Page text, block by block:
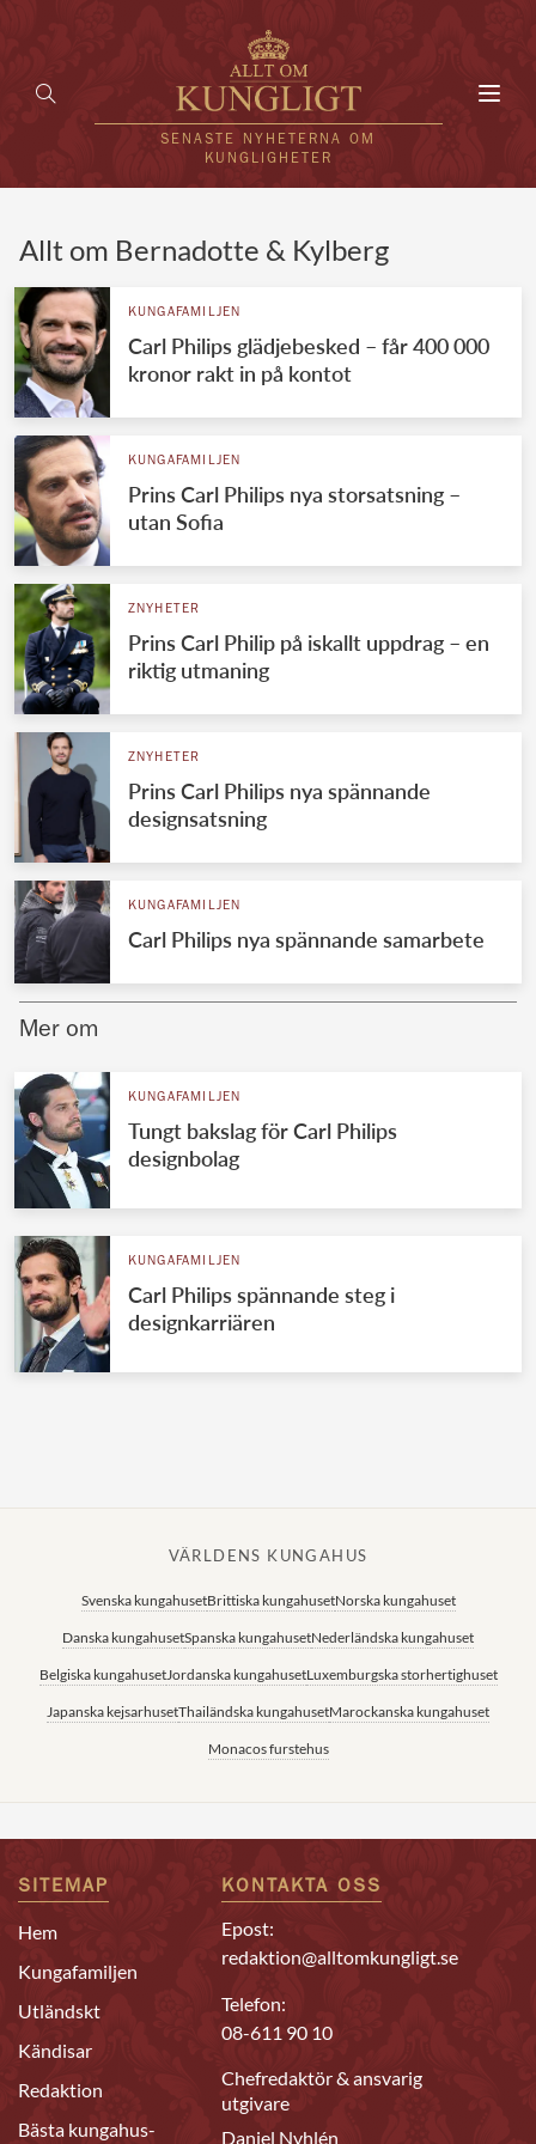
SENASTE NYHETERNA OM
KUNGLIGHETER
UTLÄNDSKT
VÄRLDENS KUNGAHUS
Svenska kungahuset
Brittiska kungahuset
Danska kungahuset
Spanska kungahuset
Jordanska kungahuset
Luxemburgska storhertighuset
Japanska kejsarhuset
Thailändska kungahuset
Marockanska kungahuset
REDAKTION
Allt om Bernadotte & Kylberg
KUNGAFAMILJEN
Carl Philips glädjebesked – får 400 000
kronor rakt in på kontot
KUNGAFAMILJEN
Prins Carl Philips nya storsatsning –
utan Sofia
ZNYHETER
Prins Carl Philip på iskallt uppdrag – en
riktig utmaning
ZNYHETER
Prins Carl Philips nya spännande
designsatsning
KUNGAFAMILJEN
Carl Philips nya spännande samarbete
Mer om
KUNGAFAMILJEN
Tungt bakslag för Carl Philips
designbolag
KUNGAFAMILJEN
Carl Philips spännande steg i
designkarriären
VÄRLDENS KUNGAHUS
Svenska kungahusetBrittiska kungahusetNorska kungahuset
Danska kungahusetSpanska kungahusetNederländska kungahuset
Belgiska kungahusetJordanska kungahusetLuxemburgska storhertighuset
Japanska kejsarhusetThailändska kungahusetMarockanska kungahuset
Monacos furstehus
SITEMAP
Hem
Kungafamiljen
Utländskt
Kändisar
Redaktion
Bästa kungahus-
KONTAKTA OSS
Epost:
redaktion@alltomkungligt.se
Telefon:
08-611 90 10
Chefredaktör & ansvarig
utgivare
Daniel Nyhlén